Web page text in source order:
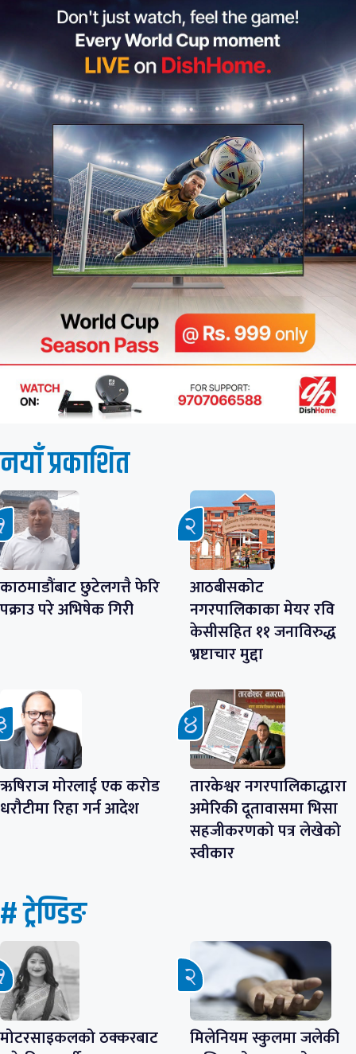
नयाँ प्रकाशित
काठमाडौंबाट छुटेलगत्तै फेरि
पक्राउ परे अभिषेक गिरी
आठबीसकोट
नगरपालिकाका मेयर रवि
केसीसहित ११ जनाविरुद्ध
भ्रष्टाचार मुद्दा
ऋषिराज मोरलाई एक करोड
धरौटीमा रिहा गर्न आदेश
तारकेश्वर नगरपालिकाद्धारा
अमेरिकी दूतावासमा भिसा
सहजीकरणको पत्र लेखेको
स्वीकार
# ट्रेण्डिङ
मोटरसाइकलको ठक्करबाट
मिलेनियम स्कुलमा जलेकी